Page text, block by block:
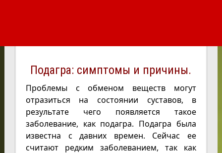
Подагра: симптомы и причины.
Проблемы с обменом веществ могут
отразиться на состоянии суставов, в
результате чего появляется такое
заболевание, как подагра. Подагра была
известна с давних времен. Сейчас ее
считают редким заболеванием, так как